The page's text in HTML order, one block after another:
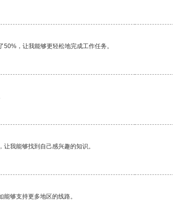
，让我能够更轻松地完成工作任务。
我能够找到自己感兴趣的知识。
够支持更多地区的线路。